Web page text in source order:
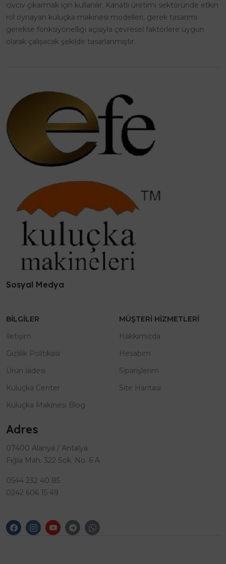
civciv çıkarmak için kullanılır. Kanatlı üretimi sektöründe etkin
rol oynayan kuluçka makinesi modelleri, gerek tasarımı
gerekse fonksiyonelliği açısıyla çevresel faktörlere uygun
olarak çalışacak şekilde tasarlanmıştır.
Sosyal Medya
BILGILER
İletişim
Gizlilik Politikası
Ürün İadesi
Kuluçka Center
Kuluçka Makinesi Blog
MÜŞTERI HIZMETLERI
Hakkımızda
Hesabım
Siparişlerim
Site Haritası
Adres
07400 Alanya / Antalya
Fığla Mah. 322 Sok. No. 6 A
0544 232 40 85
0242 606 15 49